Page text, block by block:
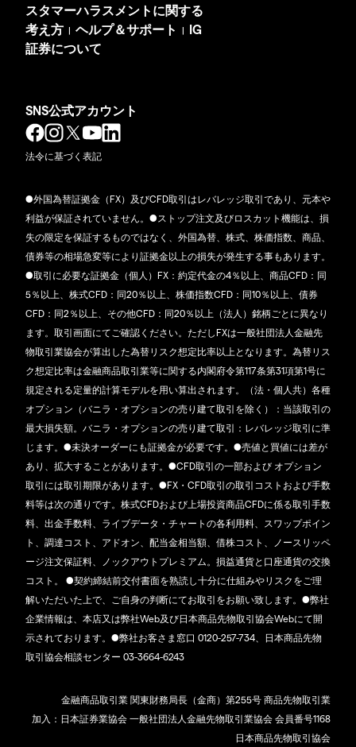
スタマーハラスメントに関する
考え方 | ヘルプ＆サポート | IG
証券について
SNS公式アカウント
法令に基づく表記
●外国為替証拠金（FX）及びCFD取引はレバレッジ取引であり、元本や
利益が保証されていません。●ストップ注文及びロスカット機能は、損
失の限定を保証するものではなく、外国為替、株式、株価指数、商品、
債券等の相場急変等により証拠金以上の損失が発生する事もあります。
●取引に必要な証拠金（個人）FX：約定代金の4％以上、商品CFD：同
5％以上、株式CFD：同20％以上、株価指数CFD：同10％以上、債券
CFD：同2％以上、その他CFD：同20％以上（法人）銘柄ごとに異なり
ます。取引画面にてご確認ください。ただしFXは一般社団法人金融先
物取引業協会が算出した為替リスク想定比率以上となります。為替リス
ク想定比率は金融商品取引業等に関する内閣府令第117条第31項第1号に
規定される定量的計算モデルを用い算出されます。（法・個人共）各種
オプション（バニラ・オプションの売り建て取引を除く）：当該取引の
最大損失額。バニラ・オプションの売り建て取引：レバレッジ取引に準
じます。●未決オーダーにも証拠金が必要です。●売値と買値には差が
あり、拡大することがあります。●CFD取引の一部および オプション
取引には取引期限があります。●FX・CFD取引の取引コストおよび手数
料等は次の通りです。株式CFDおよび上場投資商品CFDに係る取引手数
料、出金手数料、ライブデータ・チャートの各利用料、スワップポイン
ト、調達コスト、アドオン、配当金相当額、借株コスト、ノースリッペ
ージ注文保証料、ノックアウトプレミアム。損益通貨と口座通貨の交換
コスト。 ●契約締結前交付書面を熟読し十分に仕組みやリスクをご理
解いただいた上で、ご自身の判断にてお取引をお願い致します。●弊社
企業情報は、本店又は弊社Web及び日本商品先物取引協会Webにて開
示されております。●弊社お客さま窓口 0120-257-734、日本商品先物
取引協会相談センター 03-3664-6243
金融商品取引業 関東財務局長（金商）第255号 商品先物取引業
加入：日本証券業協会 一般社団法人金融先物取引業協会 会員番号1168
日本商品先物取引協会